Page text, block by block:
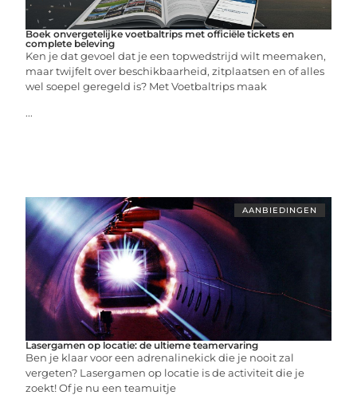
Boek onvergetelijke voetbaltrips met officiële tickets en
complete beleving
Ken je dat gevoel dat je een topwedstrijd wilt meemaken,
maar twijfelt over beschikbaarheid, zitplaatsen en of alles
wel soepel geregeld is? Met Voetbaltrips maak
...
AANBIEDINGEN
Lasergamen op locatie: de ultieme teamervaring
Ben je klaar voor een adrenalinekick die je nooit zal
vergeten? Lasergamen op locatie is de activiteit die je
zoekt! Of je nu een teamuitje